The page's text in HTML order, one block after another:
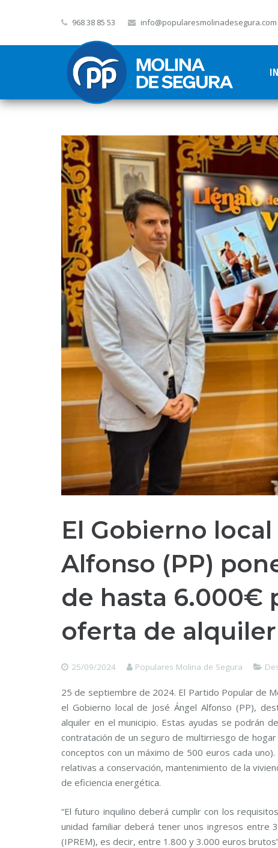
968 38 85 53 info@popularesmolinadesegura.com
El Gobierno
Alfonso (PP)
de hasta 6.000€
oferta de
25/09/2024 Populares Molina de Segura
25 de septiembre de 2024. El Partido Popular de
el Gobierno local de José Ángel Alfonso (PP),
alquiler en el municipio. Estas ayudas se podrán
contratación de un seguro de multirriesgo de
conceptos con un máximo de 500 euros cada
relativas a conservación, mantenimiento de la
de eficiencia energética.
“El futuro inquilino deberá cumplir con los
unidad familiar deberá tener unos ingresos entre
(IPREM), es decir, entre 1.800 y 3.000 euros